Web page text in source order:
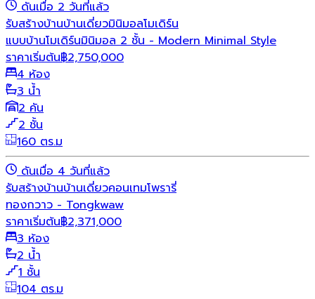
ดันเมื่อ 2 วันที่แล้ว
รับสร้างบ้านบ้านเดี่ยวมินิมอลโมเดิร์น
แบบบ้านโมเดิร์นมินิมอล 2 ชั้น - Modern Minimal Style
ราคาเริ่มต้น฿2,750,000
4 ห้อง
3 น้ำ
2 คัน
2 ชั้น
160 ตร.ม
ดันเมื่อ 4 วันที่แล้ว
รับสร้างบ้านบ้านเดี่ยวคอนเทมโพรารี่
ทองกวาว - Tongkwaw
ราคาเริ่มต้น฿2,371,000
3 ห้อง
2 น้ำ
1 ชั้น
104 ตร.ม